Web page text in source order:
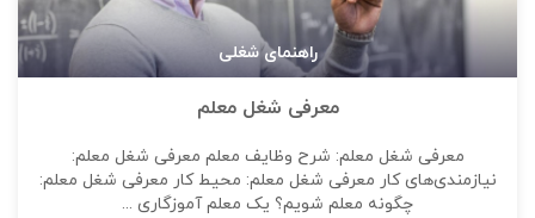
راهنمای شغلی
معرفی شغل معلم
معرفی شغل معلم: شرح وظایف معلم معرفی شغل معلم:
نیازمندی‌های کار معرفی شغل معلم: محیط کار معرفی شغل معلم:
چگونه معلم شویم؟ یک معلم آموزگاری ...